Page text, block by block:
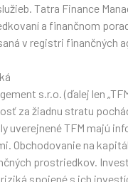
Tatra Finance
a finančnom
v registri finančných
s.r.o. (ďalej len
za žiadnu stratu
uverejnené TFM majú
Obchodovanie na
prostriedkov.
spojené s ich